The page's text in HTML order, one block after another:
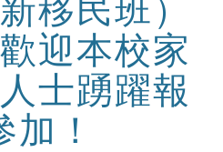
移民班）
迎本校家
士踴躍報
加！